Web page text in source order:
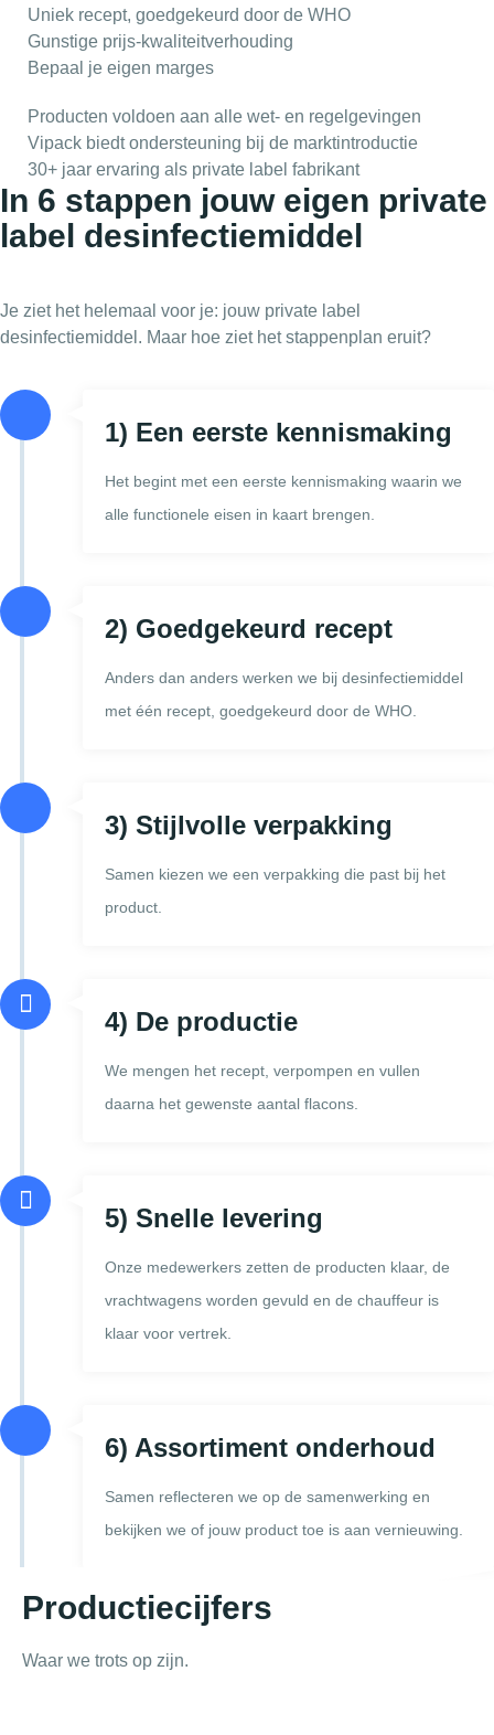
Uniek recept, goedgekeurd door de WHO
Gunstige prijs-kwaliteitverhouding
Bepaal je eigen marges
Producten voldoen aan alle wet- en regelgevingen
Vipack biedt ondersteuning bij de marktintroductie
30+ jaar ervaring als private label fabrikant
In 6 stappen jouw eigen private
label desinfectiemiddel
Je ziet het helemaal voor je: jouw private label
desinfectiemiddel. Maar hoe ziet het stappenplan eruit?
1) Een eerste kennismaking
Het begint met een eerste kennismaking waarin we
alle functionele eisen in kaart brengen.
2) Goedgekeurd recept
Anders dan anders werken we bij desinfectiemiddel
met één recept, goedgekeurd door de WHO.
3) Stijlvolle verpakking
Samen kiezen we een verpakking die past bij het
product.
4) De productie
We mengen het recept, verpompen en vullen
daarna het gewenste aantal flacons.
5) Snelle levering
Onze medewerkers zetten de producten klaar, de
vrachtwagens worden gevuld en de chauffeur is
klaar voor vertrek.
6) Assortiment onderhoud
Samen reflecteren we op de samenwerking en
bekijken we of jouw product toe is aan vernieuwing.
Productiecijfers
Waar we trots op zijn.